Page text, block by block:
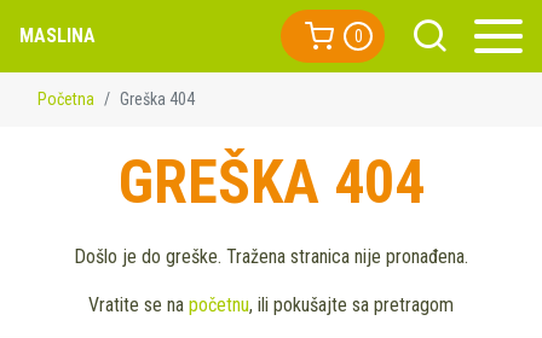
MASLINA 0
Početna Greška 404
GREŠKA 404
Došlo je do greške. Tražena stranica nije pronađena.
Vratite se na početnu, ili pokušajte sa pretragom